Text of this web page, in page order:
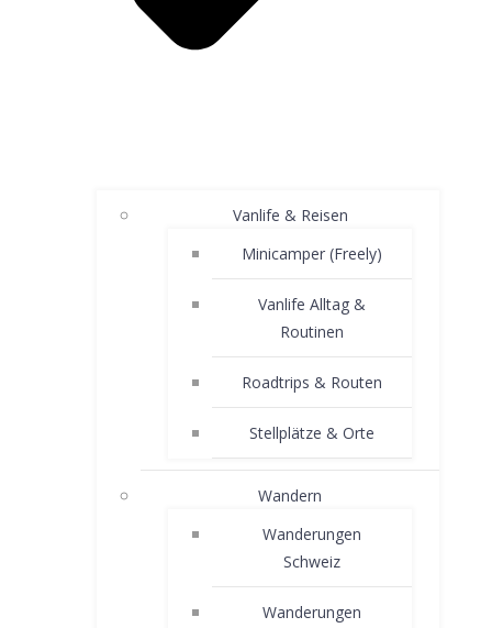
Vanlife & Reisen
Minicamper (Freely)
Vanlife Alltag &
Routinen
Roadtrips & Routen
Stellplätze & Orte
Wandern
Wanderungen
Schweiz
Wanderungen